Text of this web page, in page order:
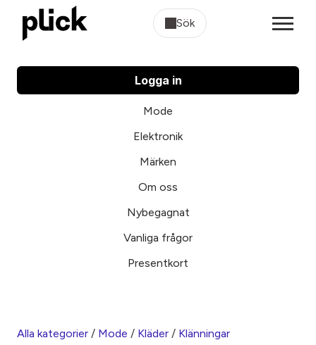
Sök
Logga in
Mode
Elektronik
Märken
Om oss
Nybegagnat
Vanliga frågor
Presentkort
Alla kategorier / Mode / Kläder / Klänningar